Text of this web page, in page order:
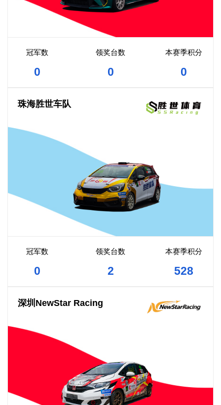
冠军数
0
领奖台数
0
本赛季积分
0
珠海胜世车队
冠军数
0
领奖台数
2
本赛季积分
528
深圳NewStar Racing